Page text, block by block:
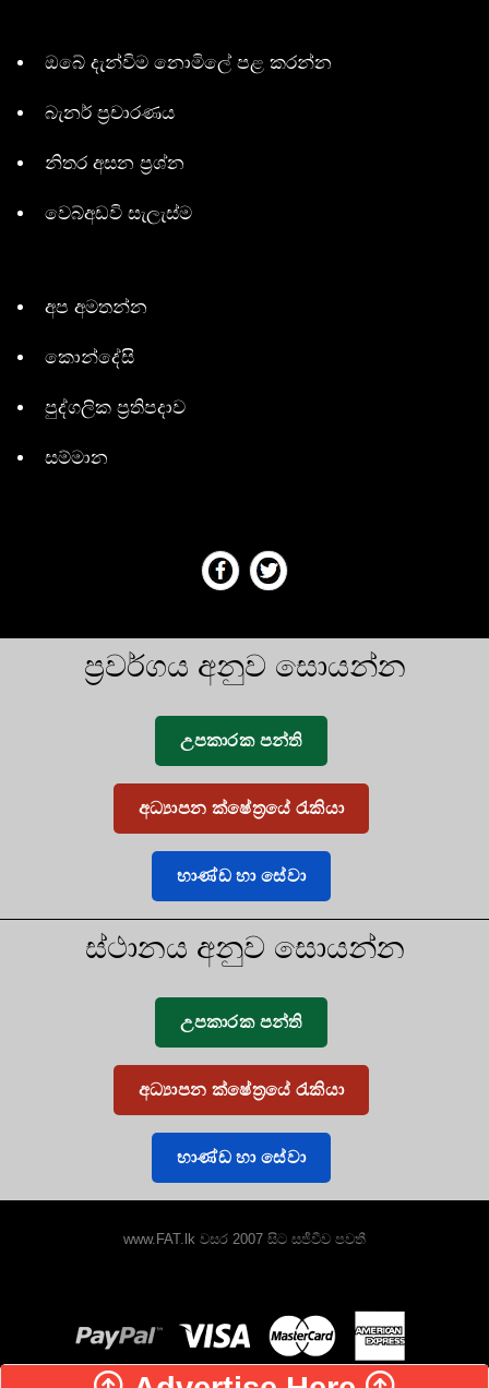
ඔබේ දැන්විම නොමිලේ පළ කරන්න
බැනර් ප්‍රචාරණය
නිතර අසන ප්‍රශ්න
වෙබ්අඩවි සැලැස්ම
අප අමතන්න
කොන්දේසි
පුද්ගලික ප්‍රතිපදාව
සම්මාන
ප්‍රවර්ගය අනුව සොයන්න
උපකාරක පන්ති
අධ්‍යාපන ක්ෂේත්‍රයේ රැකියා
භාණ්ඩ හා සේවා
ස්ථානය අනුව සොයන්න
උපකාරක පන්ති
අධ්‍යාපන ක්ෂේත්‍රයේ රැකියා
භාණ්ඩ හා සේවා
www.FAT.lk වසර 2007 සිට සජීවීව පවතී